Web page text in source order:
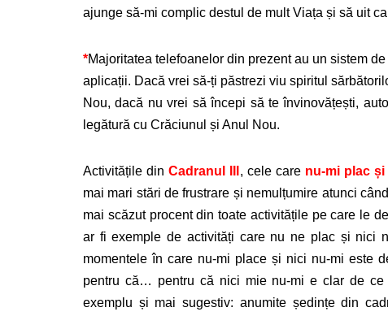
ajunge să-mi complic destul de mult Viața și să uit
*Majoritatea telefoanelor din prezent au un sistem
aplicații. Dacă vrei să-ți păstrezi viu spiritul
Nou, dacă nu vrei să începi să te învinovățești,
legătură cu Crăciunul și Anul Nou.
Activitățile dinCadranul III , cele care nu-mi plac
mai mari stări de frustrare și nemulțumire atunci
mai scăzut procent din toate activitățile pe care le
ar fi exemple de activități care nu ne plac și nici
momentele în care nu-mi place și nici nu-mi este
pentru că… pentru că nici mie nu-mi e clar de
exemplu și mai sugestiv: anumite ședințe din